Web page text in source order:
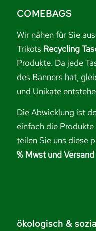
COMEBAGS
Wir nähen für Sie
Trikots Recycling
Produkte. Da jede
des Banners hat,
und Unikate
Die Abwicklung ist
einfach die
teilen Sie uns diese
% Mwst und Versand
ökologisch &